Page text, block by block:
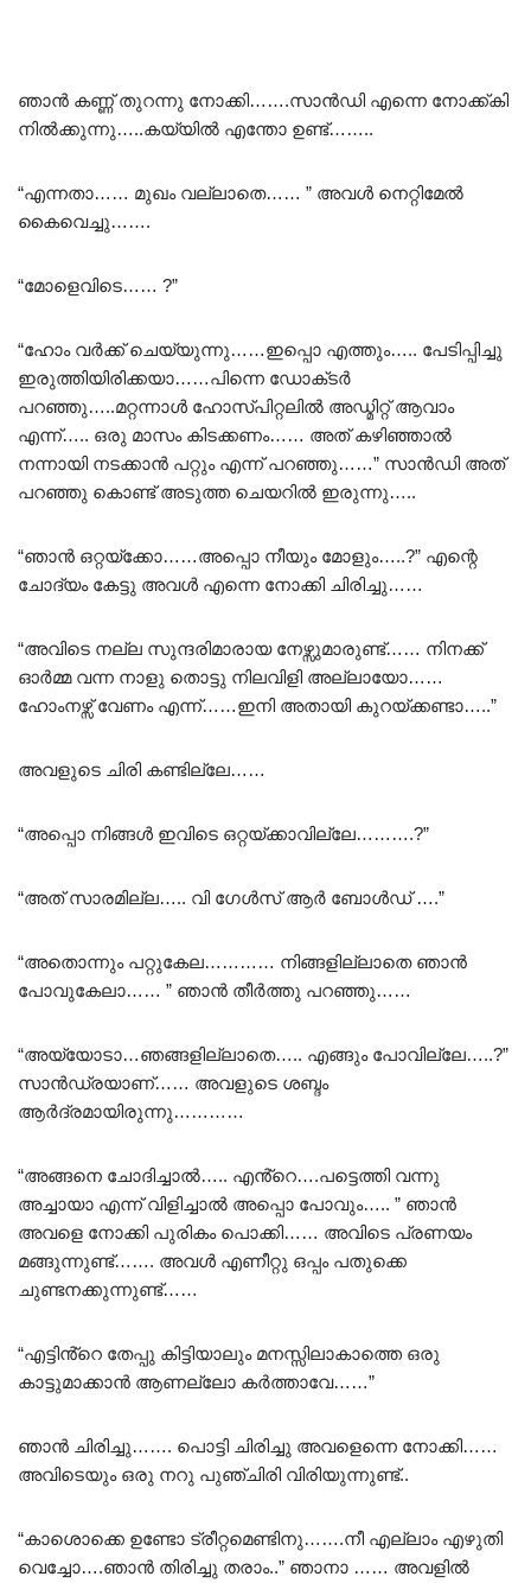
ഞാൻ കണ്ണ് തുറന്നു നോക്കി…….സാൻഡി എന്നെ നോക്ക്കി
നിൽക്കുന്നു…..കയ്യിൽ എന്തോ ഉണ്ട്……..
“എന്നതാ…… മുഖം വല്ലാതെ…… ” അവൾ നെറ്റിമേൽ
കൈവെച്ചു…….
“മോളെവിടെ…… ?”
“ഹോം വർക്ക് ചെയ്യുന്നു……ഇപ്പൊ എത്തും….. പേടിപ്പിച്ചു
ഇരുത്തിയിരിക്കയാ……പിന്നെ ഡോക്‌ടർ
പറഞ്ഞു…..മറ്റന്നാൾ ഹോസ്പിറ്റലിൽ അഡ്മിറ്റ് ആവാം
എന്ന്….. ഒരു മാസം കിടക്കണം…… അത് കഴിഞ്ഞാൽ
നന്നായി നടക്കാൻ പറ്റും എന്ന് പറഞ്ഞു……” സാൻഡി അത്
പറഞ്ഞു കൊണ്ട് അടുത്ത ചെയറിൽ ഇരുന്നു…..
“ഞാൻ ഒറ്റയ്ക്കോ……അപ്പൊ നീയും മോളും…..?” എന്റെ
ചോദ്യം കേട്ടു അവൾ എന്നെ നോക്കി ചിരിച്ചു……
“അവിടെ നല്ല സുന്ദരിമാരായ നേഴ്സുമാരുണ്ട്…… നിനക്ക്
ഓർമ്മ വന്ന നാളു തൊട്ടു നിലവിളി അല്ലായോ……
ഹോംനഴ്സ്‌ വേണം എന്ന്……ഇനി അതായി കുറയ്ക്കണ്ടാ…..”
അവളുടെ ചിരി കണ്ടില്ലേ……
“അപ്പൊ നിങ്ങൾ ഇവിടെ ഒറ്റയ്ക്കാവില്ലേ……….?”
“അത് സാരമില്ല….. വി ഗേൾസ് ആർ ബോൾഡ് ….”
“അതൊന്നും പറ്റുകേല………… നിങ്ങളില്ലാതെ ഞാൻ
പോവുകേലാ…… ” ഞാൻ തീർത്തു പറഞ്ഞു……
“അയ്യോടാ…ഞങ്ങളില്ലാതെ….. എങ്ങും പോവില്ലേ…..?”
സാൻഡ്രയാണ്…… അവളുടെ ശബ്ദം
ആർദ്രമായിരുന്നു…………
“അങ്ങനെ ചോദിച്ചാൽ….. എൻ്റെ….പട്ടെത്തി വന്നു
അച്ചായാ എന്ന് വിളിച്ചാൽ അപ്പൊ പോവും….. ” ഞാൻ
അവളെ നോക്കി പുരികം പൊക്കി…… അവിടെ പ്രണയം
മങ്ങുന്നുണ്ട്……. അവൾ എണീറ്റു ഒപ്പം പതുക്കെ
ചുണ്ടനക്കുന്നുണ്ട്……
“എട്ടിൻ്റെ തേപ്പു കിട്ടിയാലും മനസ്സിലാകാത്തെ ഒരു
കാട്ടുമാക്കാൻ ആണല്ലോ കർത്താവേ……”
ഞാൻ ചിരിച്ചു……. പൊട്ടി ചിരിച്ചു അവളെന്നെ നോക്കി……
അവിടെയും ഒരു നറു പുഞ്ചിരി വിരിയുന്നുണ്ട്..
“കാശൊക്കെ ഉണ്ടോ ട്രീറ്റമെണ്ടിനു…….നീ എല്ലാം എഴുതി
വെച്ചോ….ഞാൻ തിരിച്ചു തരാം..” ഞാനാ …… അവളിൽ